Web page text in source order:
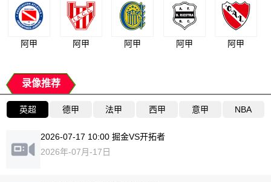
阿甲 阿甲 阿甲 阿甲 阿甲
录像推荐
英超 德甲 法甲 西甲 意甲 NBA
2026-07-17 10:00 掘金VS开拓者
2026年-07月-17日